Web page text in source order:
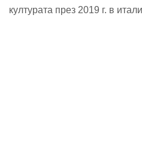
културата през 2019 г. в